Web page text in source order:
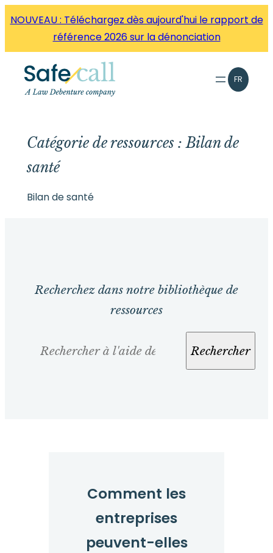
directement
contenu
NOUVEAU : Téléchargez dès aujourd'hui le rapport de
référence 2026 sur la dénonciation
FR
Catégorie de ressources :Bilan de
santé
Bilan de santé
Recherchez dans notre bibliothèque de
ressources
Rechercher
Comment les
entreprises
peuvent-elles